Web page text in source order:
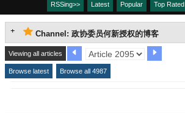
RSSing>> Latest Popular Top Rated
Channel: 政协委员何新授权的博客
Viewing all articles
Browse latest Browse all 4987